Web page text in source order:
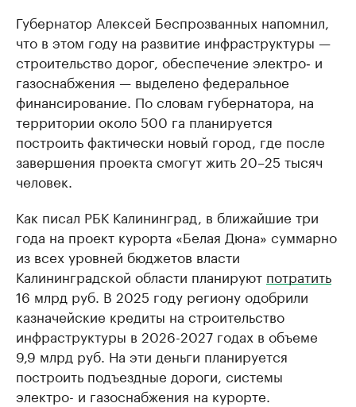
Губернатор Алексей Беспрозванных напомнил,
что в этом году на развитие инфраструктуры —
строительство дорог, обеспечение электро‑ и
газоснабжения — выделено федеральное
финансирование. По словам губернатора, на
территории около 500 га планируется
построить фактически новый город, где после
завершения проекта смогут жить 20–25 тысяч
человек.
Как писал РБК Калининград, в ближайшие три
года на проект курорта «Белая Дюна» суммарно
из всех уровней бюджетов власти
Калининградской области планируют потратить
16 млрд руб. В 2025 году региону одобрили
казначейские кредиты на строительство
инфраструктуры в 2026-2027 годах в объеме
9,9 млрд руб. На эти деньги планируется
построить подъездные дороги, системы
электро- и газоснабжения на курорте.